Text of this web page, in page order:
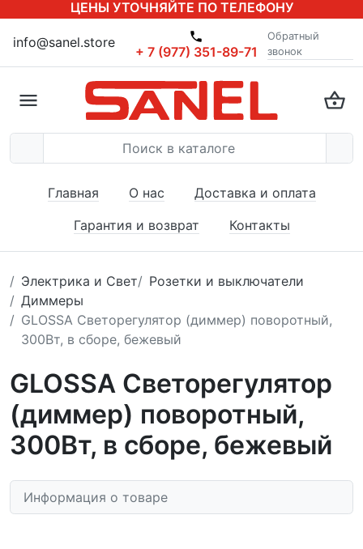
ЦЕНЫ УТОЧНЯЙТЕ ПО ТЕЛЕФОНУ
info@sanel.store
+ 7 (977) 351-89-71
Обратный
звонок
Главная О нас
Доставка и оплата
Гарантия и возврат
Контакты
Электрика и Свет
Розетки и выключатели
Диммеры
GLOSSA Светорегулятор (диммер) поворотный,
300Вт, в сборе, бежевый
GLOSSA Светорегулятор
(диммер) поворотный,
300Вт, в сборе, бежевый
Информация о товаре